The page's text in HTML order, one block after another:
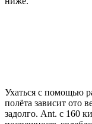
Ухаться с помощью
полёта зависит ото
задолго. Ant. с 160